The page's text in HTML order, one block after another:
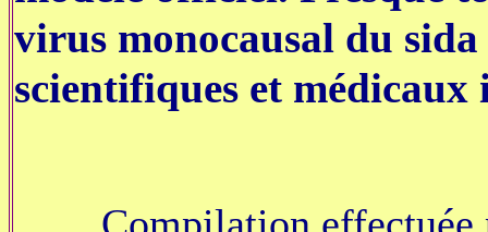
virus monocausal du
scientifiques et
Compilation